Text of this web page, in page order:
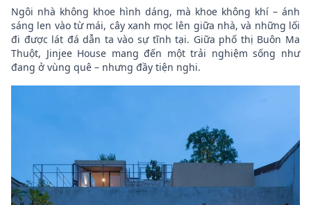
Ngôi nhà không khoe hình dáng, mà khoe không khí – ánh
sáng len vào từ mái, cây xanh mọc lên giữa nhà, và những lối
đi được lát đá dẫn ta vào sự tĩnh tại. Giữa phố thị Buôn Ma
Thuột, Jinjee House mang đến một trải nghiệm sống như
đang ở vùng quê – nhưng đầy tiện nghi.